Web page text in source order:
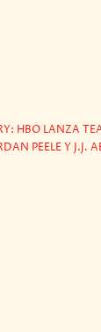
HBO LANZA
PEELE Y J.J.